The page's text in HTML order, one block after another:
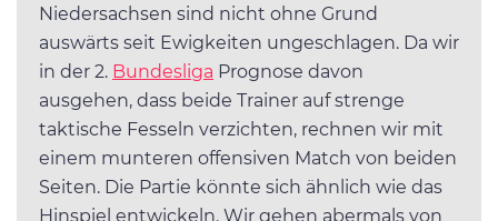
Niedersachsen sind nicht ohne Grund
auswärts seit Ewigkeiten ungeschlagen. Da wir
in der 2. Bundesliga Prognose davon
ausgehen, dass beide Trainer auf strenge
taktische Fesseln verzichten, rechnen wir mit
einem munteren offensiven Match von beiden
Seiten. Die Partie könnte sich ähnlich wie das
Hinspiel entwickeln. Wir gehen abermals von